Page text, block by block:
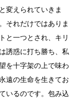
変えられていきま
それだけではありま
と一つとされ、キリ
誘惑に打ち勝ち、私
を十字架の上で味わ
遠の生命を生きてお
いるのです。包み込